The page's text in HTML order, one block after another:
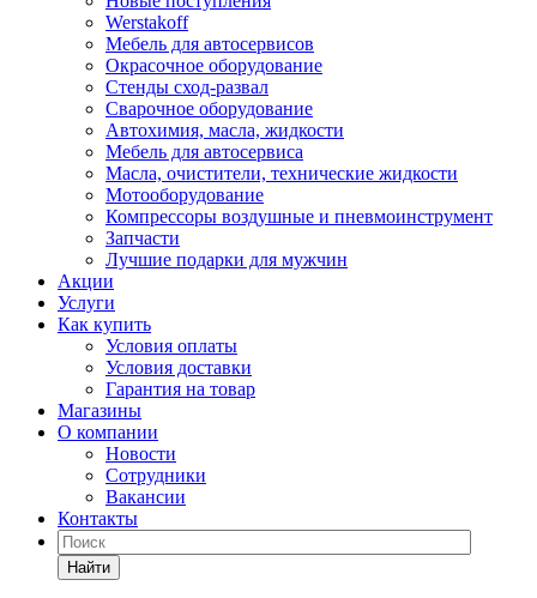
Werstakoff
Мебель для автосервисов
Окрасочное оборудование
Стенды сход-развал
Сварочное оборудование
Автохимия, масла, жидкости
Мебель для автосервиса
Масла, очистители, технические жидкости
Мотооборудование
Компрессоры воздушные и пневмоинструмент
Запчасти
Лучшие подарки для мужчин
Акции
Услуги
Как купить
Условия оплаты
Условия доставки
Гарантия на товар
Магазины
О компании
Новости
Сотрудники
Вакансии
Контакты
Найти